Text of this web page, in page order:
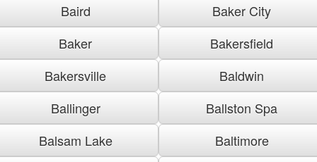
Baird
Baker City
Baker
Bakersfield
Bakersville
Baldwin
Ballinger
Ballston Spa
Balsam Lake
Baltimore